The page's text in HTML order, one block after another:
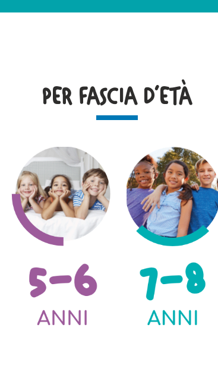
PER FASCIA D'ETÀ